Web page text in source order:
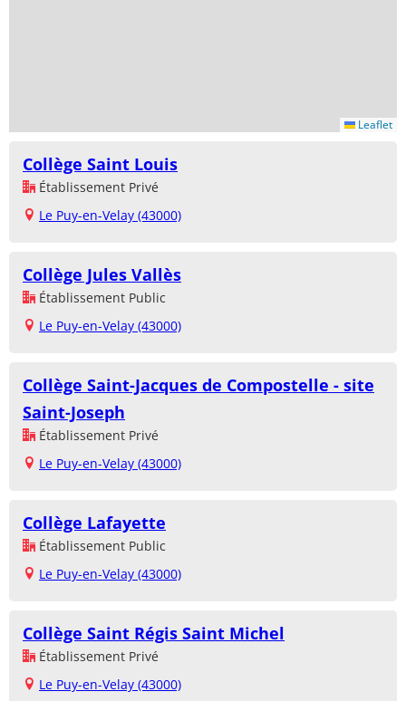
Leaflet
Collège Saint Louis
Établissement Privé
Le Puy-en-Velay (43000)
Collège Jules Vallès
Établissement Public
Le Puy-en-Velay (43000)
Collège Saint-Jacques de Compostelle - site
Saint-Joseph
Établissement Privé
Le Puy-en-Velay (43000)
Collège Lafayette
Établissement Public
Le Puy-en-Velay (43000)
Collège Saint Régis Saint Michel
Établissement Privé
Le Puy-en-Velay (43000)